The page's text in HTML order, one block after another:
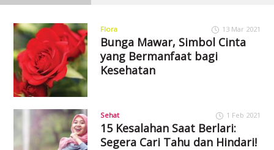
Flora 13 Mar 2021
Bunga Mawar, Simbol Cinta
yang Bermanfaat bagi
Kesehatan
Sehat 1 Feb 2021
15 Kesalahan Saat Berlari:
Segera Cari Tahu dan Hindari!